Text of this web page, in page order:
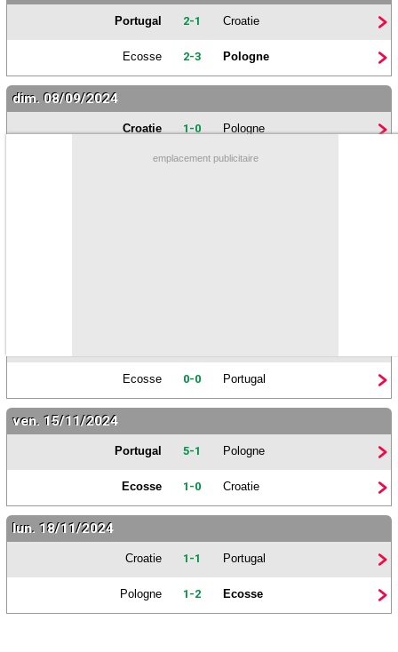
Portugal 2-1 Croatie
Ecosse 2-3 Pologne
dim. 08/09/2024
Croatie 1-0 Pologne
Portugal 2-1 Ecosse
Ecosse 0-0 Portugal
ven. 15/11/2024
Portugal 5-1 Pologne
Ecosse 1-0 Croatie
lun. 18/11/2024
Croatie 1-1 Portugal
Pologne 1-2 Ecosse
emplacement publicitaire